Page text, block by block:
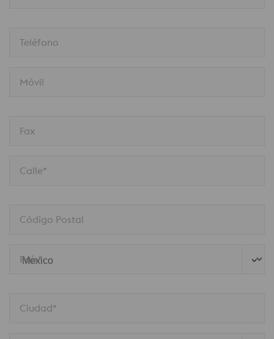
Teléfono
Móvil
Fax
Calle*
Código Postal
País*
Ciudad*